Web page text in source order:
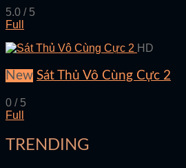
5.0 / 5
Full
HD
New Sát Thủ Vô Cùng Cực 2
0 / 5
Full
TRENDING